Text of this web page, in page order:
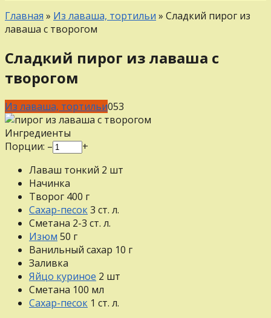
Главная » Из лаваша, тортильи » Сладкий пирог из
лаваша с творогом
Сладкий пирог из лаваша с
творогом
Из лаваша, тортильи053
Ингредиенты
Порции: –
+
Лаваш тонкий 2 шт
Начинка
Творог 400 г
Сахар-песок3 ст. л.
Сметана 2-3 ст. л.
Изюм 50 г
Ванильный сахар 10 г
Заливка
Яйцо куриное 2 шт
Сметана 100 мл
Сахар-песок 1 ст. л.